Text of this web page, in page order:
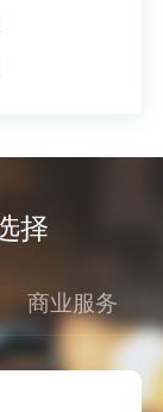
择
商业服务